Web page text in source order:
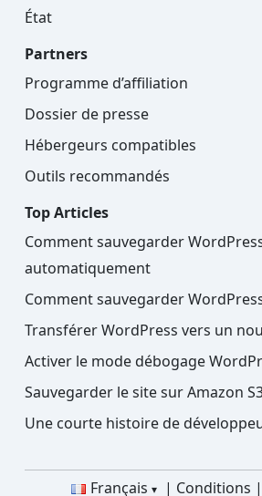
État
Partners
Programme d’affiliation
Dossier de presse
Hébergeurs compatibles
Outils recommandés
Top Articles
Comment sauvegarder
automatiquement
Comment sauvegarder
Transférer WordPress vers un
Activer le mode débogage
Sauvegarder le site sur Amazon
Une courte histoire de
Français Conditions